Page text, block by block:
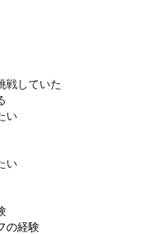
戦していた
い
い
の経験